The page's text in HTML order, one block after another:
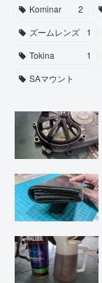
Kominar
2
ズームレンズ
1
Tokina
1
SAマウント